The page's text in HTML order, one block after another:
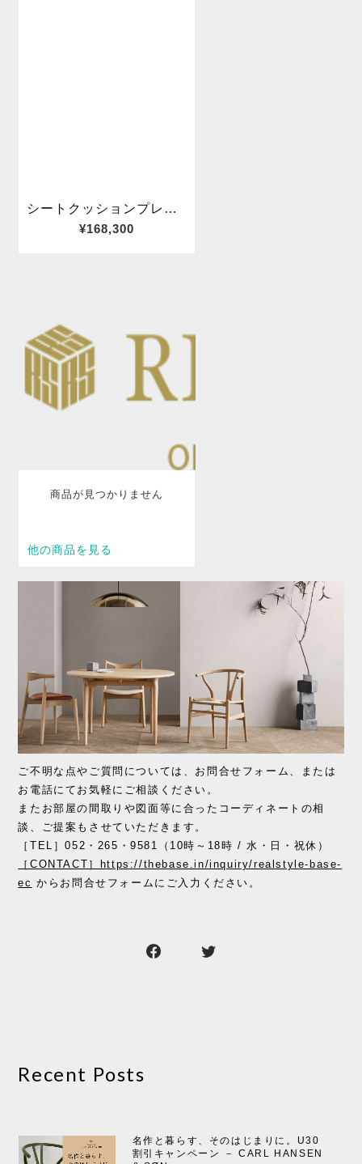
ご不明な点やご質問については、お問合せフォーム、または
お電話にてお気軽にご相談ください。
またお部屋の間取りや図面等に合ったコーディネートの相
談、ご提案もさせていただきます。
［TEL］052・265・9581（10時～18時 / 水・日・祝休）
［CONTACT］https://thebase.in/inquiry/realstyle-base-
ec からお問合せフォームにご入力ください。
Recent Posts
名作と暮らす、そのはじまりに。U30
割引キャンペーン － CARL HANSEN